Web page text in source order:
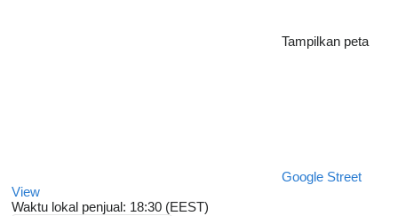
Tampilkan peta
Google Street
View
Waktu lokal penjual: 18:30 (EEST)